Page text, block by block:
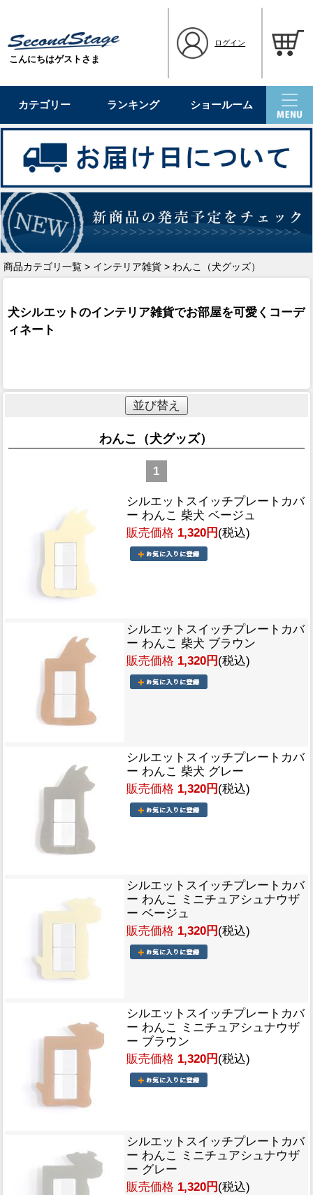
こんにちはゲストさま
ログイン
カテゴリー ランキング ショールーム
商品カテゴリ一覧 > インテリア雑貨 > わんこ（犬グッズ）
犬シルエットのインテリア雑貨でお部屋を可愛くコーデ
ィネート
並び替え
わんこ（犬グッズ）
1
シルエットスイッチプレートカバ
ー わんこ 柴犬 ベージュ
販売価格 1,320円 (税込)
シルエットスイッチプレートカバ
ー わんこ 柴犬 ブラウン
販売価格 1,320円 (税込)
シルエットスイッチプレートカバ
ー わんこ 柴犬 グレー
販売価格 1,320円 (税込)
シルエットスイッチプレートカバ
ー わんこ ミニチュアシュナウザ
ー ベージュ
販売価格 1,320円 (税込)
シルエットスイッチプレートカバ
ー わんこ ミニチュアシュナウザ
ー ブラウン
販売価格 1,320円 (税込)
シルエットスイッチプレートカバ
ー わんこ ミニチュアシュナウザ
ー グレー
販売価格 1,320円 (税込)